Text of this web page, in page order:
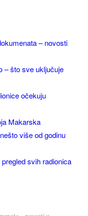
– novosti
– što sve uključuje
očekuju
Makarska
više od godinu
svih radionica